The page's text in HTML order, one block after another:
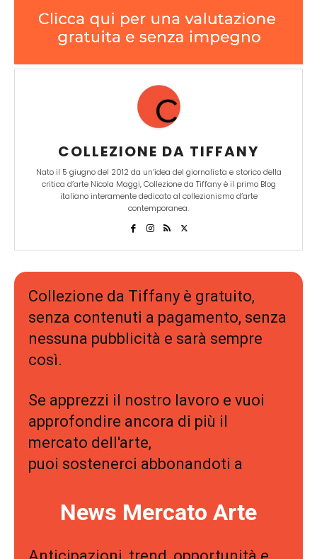
COLLEZIONE DA TIFFANY
Nato il 5 giugno del 2012 da un’idea del giornalista e storico della
critica d’arte Nicola Maggi, Collezione da Tiffany è il primo Blog
italiano interamente dedicato al collezionismo d’arte
contemporanea.
Collezione da Tiffany è gratuito,
senza contenuti a pagamento, senza
nessuna pubblicità e sarà sempre
così.
Se apprezzi il nostro lavoro e vuoi
approfondire ancora di più il
mercato dell'arte,
puoi sostenerci abbonandoti a
News Mercato Arte